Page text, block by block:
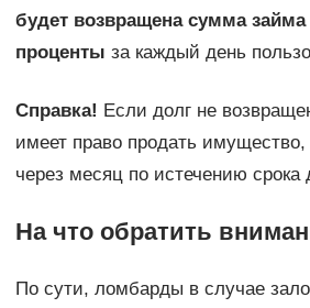
будет возвращена сумма
проценты за каждый день
Справка! Если долг не
имеет право продать
через месяц по истечению срока
На что обратить
По сути, ломбарды в случае